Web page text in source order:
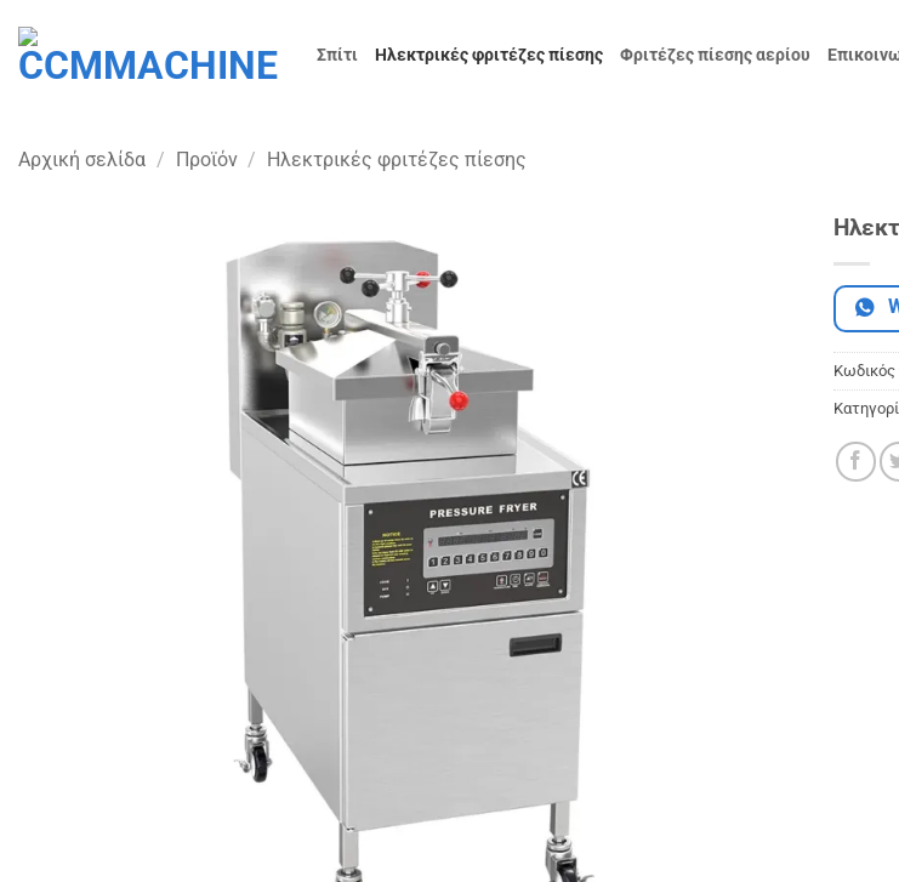
στο
περιεχόμενο
Σπίτι Ηλεκτρικές φριτέζες πίεσης Φριτέζες πίεσης αερίου
Αρχική σελίδα / Προϊόν / Ηλεκτρικές φριτέζες πίεσης
Κωδικός